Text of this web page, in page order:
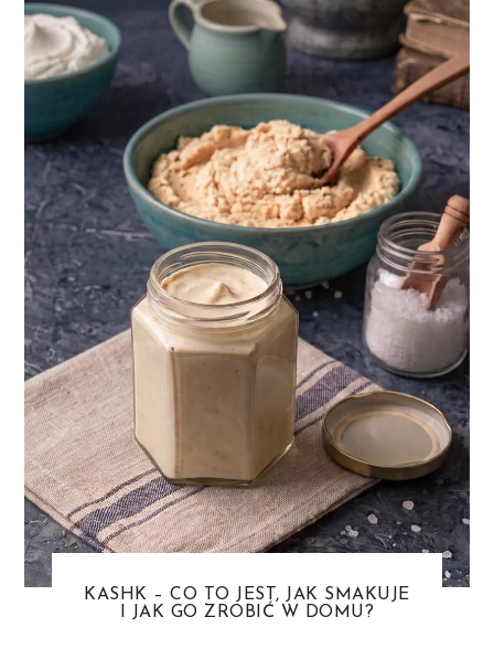
KASHK – CO TO JEST, JAK SMAKUJE
I JAK GO ZROBIĆ W DOMU?